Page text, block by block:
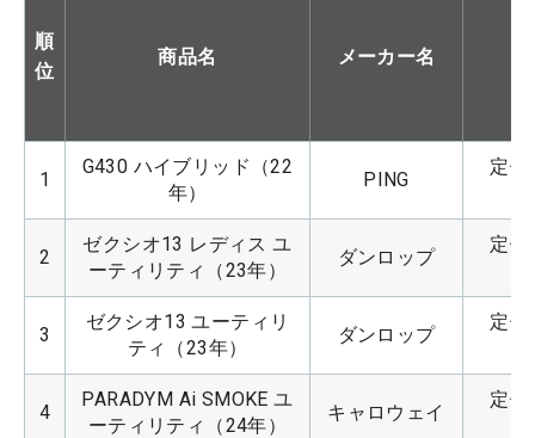
順
位
商品名 メーカー名
1
G430 ハイブリッド（22
年）
PING
定価
2
ゼクシオ13 レディス ユ
ーティリティ（23年）
ダンロップ
定価
3
ゼクシオ13 ユーティリ
ティ（23年）
ダンロップ
定価
4
PARADYM Ai SMOKE ユ
ーティリティ（24年）
キャロウェイ
定価